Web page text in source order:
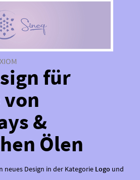
für
&
Ölen
neues Design in der Kategorie Logo und